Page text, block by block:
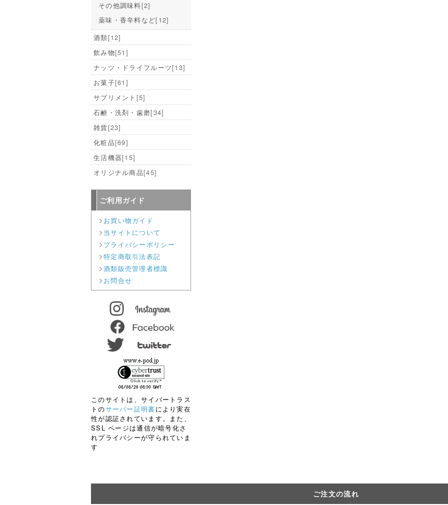
その他調味料[2]
薬味・香辛料など[12]
酒類[12]
飲み物[51]
ナッツ・ドライフルーツ[13]
お菓子[61]
サプリメント [5]
石鹸・洗剤・歯磨[34]
雑貨[23]
化粧品[69]
生活機器[15]
オリジナル商品[45]
ご利用ガイド
お買い物ガイド
当サイトについて
プライバシーポリシー
特定商取引法表記
酒類販売管理者標識
お問合せ
このサイトは、サイバートラス
トのサーバー証明書により実在
性が認証されています。また、
SSL ページは通信が暗号化さ
れプライバシーが守られていま
す
ご注文の流れ